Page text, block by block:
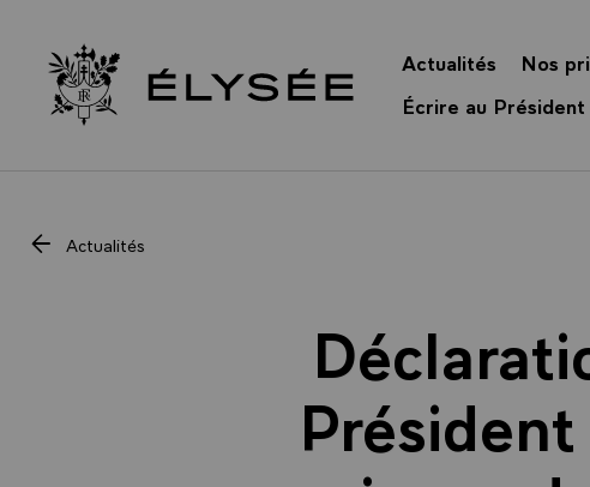
Retour à l’accueil Élysée
Actualités Nos
Écrire au Président
Actualités